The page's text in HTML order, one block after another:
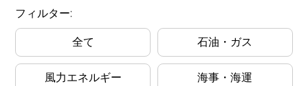
Cases
Case
Filter
フィルター:
全て 石油・ガス
風力エネルギー 海事・海運